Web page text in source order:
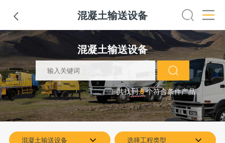
 混凝土输送设备
冷再生机 吊管机 混凝土搅拌设备 路面搅拌设备 干
混凝土输送设备
共找到8个符合条件产品
混凝土输送设备 选择工程类型